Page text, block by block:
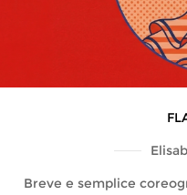
Breve e semplice